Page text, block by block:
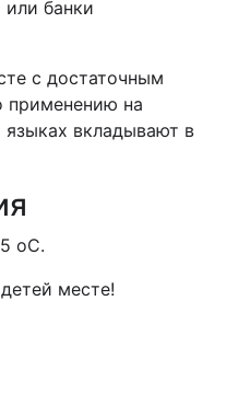
банки
с достаточным
применению на
языках вкладывают в
оС.
месте!